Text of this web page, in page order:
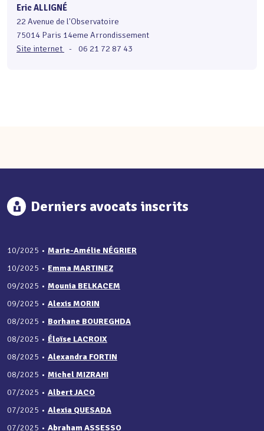
Eric ALLIGNÉ
22 Avenue de l'Observatoire
75014 Paris 14eme Arrondissement
Site internet
- 06 21 72 87 43
Derniers avocats inscrits
10/2025 • Marie-Amélie NÉGRIER
10/2025 • Emma MARTINEZ
09/2025 • Mounia BELKACEM
09/2025 • Alexis MORIN
08/2025 • Borhane BOUREGHDA
08/2025 • Éloïse LACROIX
08/2025 • Alexandra FORTIN
08/2025 • Michel MIZRAHI
07/2025 • Albert JACO
07/2025 • Alexia QUESADA
07/2025 • Abraham ASSESSO